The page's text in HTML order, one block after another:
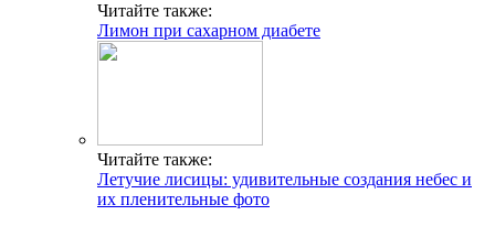
Читайте также:
Лимон при сахарном диабете
Читайте также:
Летучие лисицы: удивительные создания небес и
их пленительные фото